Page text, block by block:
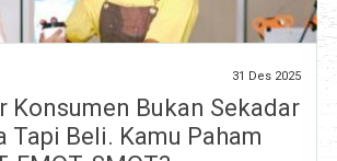
31 Des 2025
Konsumen Bukan Sekadar
Tapi Beli. Kamu Paham